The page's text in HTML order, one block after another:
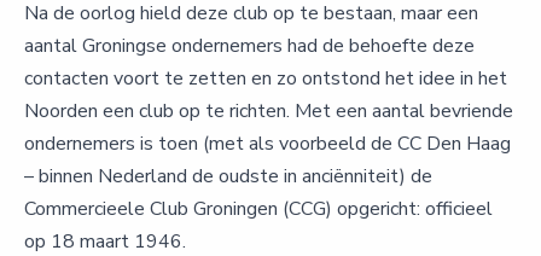
Na de oorlog hield deze club op te bestaan, maar een
aantal Groningse ondernemers had de behoefte deze
contacten voort te zetten en zo ontstond het idee in het
Noorden een club op te richten. Met een aantal bevriende
ondernemers is toen (met als voorbeeld de CC Den Haag
– binnen Nederland de oudste in anciënniteit) de
Commercieele Club Groningen (CCG) opgericht: officieel
op 18 maart 1946.